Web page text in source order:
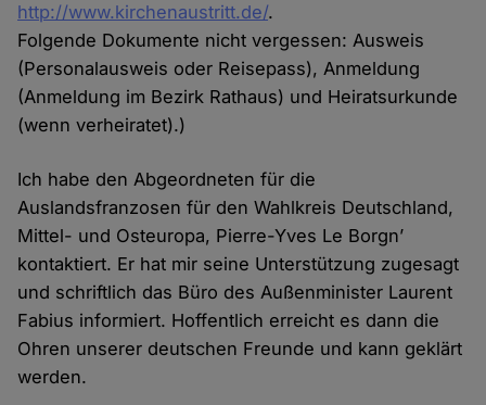
http://www.kirchenaustritt.de/.
Folgende Dokumente nicht vergessen: Ausweis
(Personalausweis oder Reisepass), Anmeldung
(Anmeldung im Bezirk Rathaus) und Heiratsurkunde
(wenn verheiratet).)
Ich habe den Abgeordneten für die
Auslandsfranzosen für den Wahlkreis Deutschland,
Mittel- und Osteuropa, Pierre-Yves Le Borgn’
kontaktiert. Er hat mir seine Unterstützung zugesagt
und schriftlich das Büro des Außenminister Laurent
Fabius informiert. Hoffentlich erreicht es dann die
Ohren unserer deutschen Freunde und kann geklärt
werden.